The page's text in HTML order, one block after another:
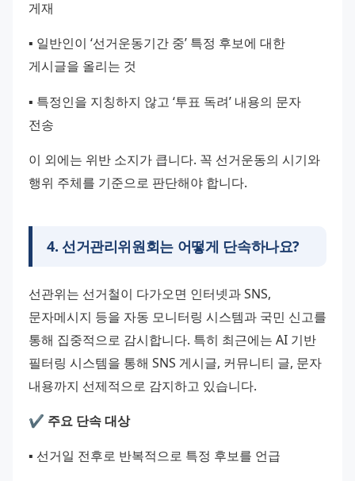
게재
▪️ 일반인이 ‘선거운동기간 중’ 특정 후보에 대한
게시글을 올리는 것
▪️ 특정인을 지칭하지 않고 ‘투표 독려’ 내용의 문자
전송
이 외에는 위반 소지가 큽니다. 꼭 선거운동의 시기와
행위 주체를 기준으로 판단해야 합니다.
4. 선거관리위원회는 어떻게 단속하나요?
선관위는 선거철이 다가오면 인터넷과 SNS,
문자메시지 등을 자동 모니터링 시스템과 국민 신고를
통해 집중적으로 감시합니다. 특히 최근에는 AI 기반
필터링 시스템을 통해 SNS 게시글, 커뮤니티 글, 문자
내용까지 선제적으로 감지하고 있습니다.
✔️ 주요 단속 대상
▪️ 선거일 전후로 반복적으로 특정 후보를 언급